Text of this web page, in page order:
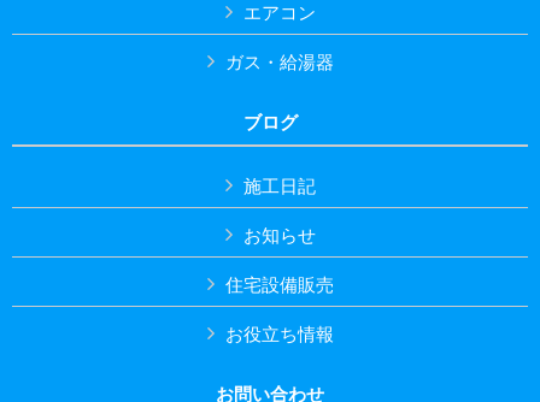
エアコン
ガス・給湯器
ブログ
施工日記
お知らせ
住宅設備販売
お役立ち情報
お問い合わせ